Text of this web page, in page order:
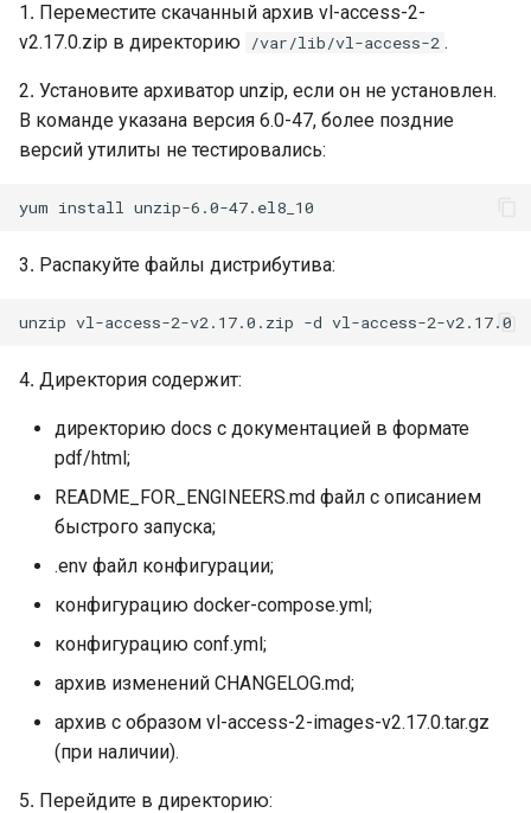
1․ Переместите скачанный архив vl-access-2-
v2.17.0.zip в директорию /var/lib/vl-access-2 .
2․ Установите архиватор unzip, если он не установлен.
В команде указана версия 6.0-47, более поздние
версий утилиты не тестировались:
3․ Распакуйте файлы дистрибутива:
4․ Директория содержит:
директорию docs с документацией в формате
pdf/html;
README_FOR_ENGINEERS.md файл c описанием
быстрого запуска;
.env файл конфигурации;
конфигурацию docker-compose.yml;
конфигурацию conf.yml;
архив изменений CHANGELOG.md;
архив с образом vl-access-2-images-v2.17.0.tar.gz
(при наличии).
5․ Перейдите в директорию: